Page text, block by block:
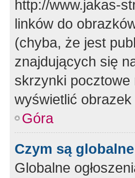
http://www.jakas-
linków do
(chyba, że jest
znajdujących się
skrzynki pocztowe
wyświetlić
Góra
Czym są
Globalne